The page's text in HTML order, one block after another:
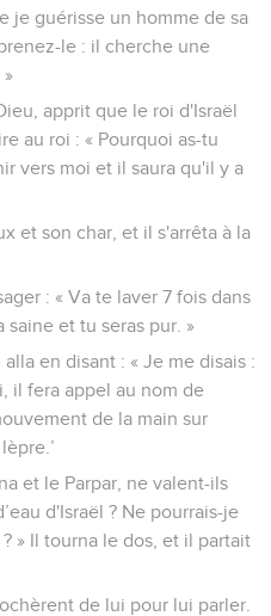
je guérisse un homme de sa
le : il cherche une
apprit que le roi d'Israël
au roi : « Pourquoi as-tu
vers moi et il saura qu'il y a
et son char, et il s'arrêta à la
: « Va te laver 7 fois dans
et tu seras pur. »
en disant : « Je me disais :
il fera appel au nom de
de la main sur
et le Parpar, ne valent-ils
d'Israël ? Ne pourrais-je
» Il tourna le dos, et il partait
de lui pour lui parler.